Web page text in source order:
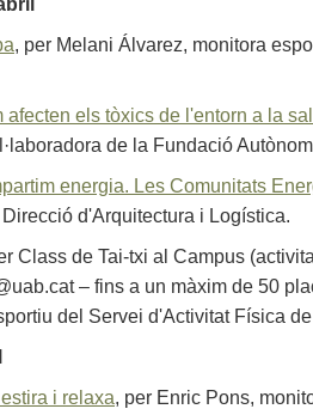
, per Melani Álvarez, monitora
afecten els tòxics de l'entorn a la
de la Fundació
energia. Les Comunitats
d'Arquitectura i Logística.
Class de Tai-txi al Campus
– fins a un màxim de 50
del Servei d'Activitat Física
i relaxa, per Enric Pons,